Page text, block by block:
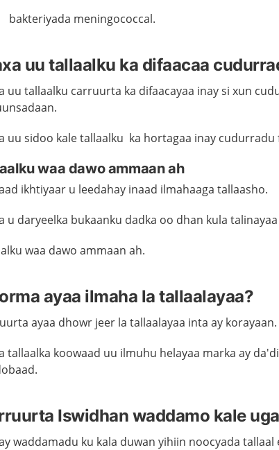
bakteriyada meningococcal.
uu tallaalku ka difaacaa
uu tallaalku carruurta ka difaacayaa inay si xun
.
uu sidoo kale tallaalku ka hortagaa inay cudurradu
waa dawo ammaan ah
ikhtiyaar u leedahay inaad ilmahaaga tallaasho.
u daryeelka bukaanku dadka oo dhan kulat
waa dawo ammaan ah.
ayaa ilmaha la tallaalayaa?
ayaa dhowr jeer la tallaalayaa inta ay korayaan.
tallaalka koowaad uu ilmuhu helayaa marka ay
Iswidhan waddamo kale
waddamadu ku kala duwan yihiin noocyada